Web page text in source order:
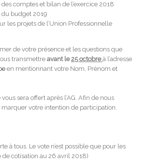
comptes et bilan de l’exercice 2018
du budget 2019
les projets de l’Union Professionnelle
de votre présence et les questions que
transmettre avant le25 octobreà l’adresse
en mentionnant votre Nom, Prénom et
sera offert après l’AG. Afin de nous
votre intention de participation.
à tous. Le vote n’est possible que pour les
cotisation au 26 avril 2018)